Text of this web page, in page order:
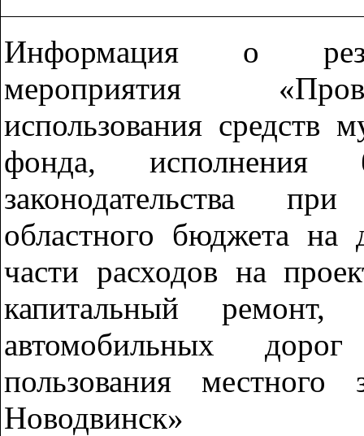
Информация о
мероприятия
использования средств
фонда,
законодательства
областного бюджета на
части расходов на
капитальный
автомобильных
пользования
Новодвинск»